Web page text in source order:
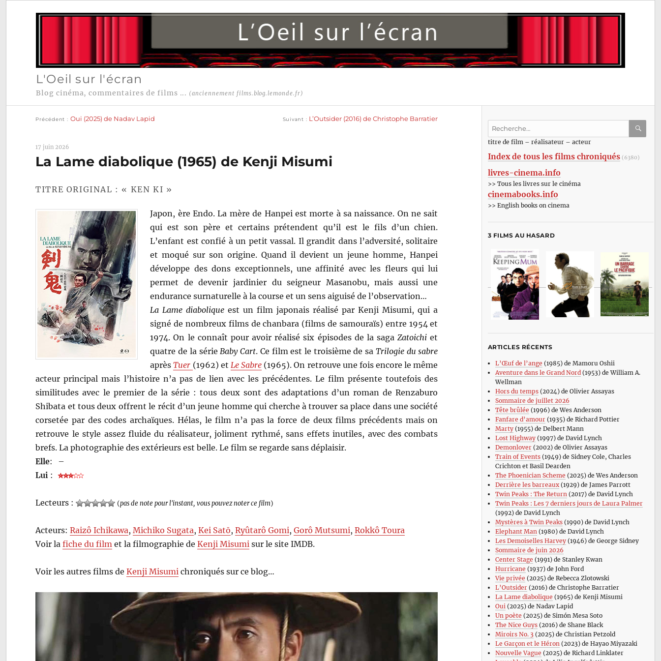
L'Oeil sur l'écran
Blog cinéma, commentaires de films ... (anciennement films.blog.lemonde.fr)
Navigation
l’article
Précédent Oui (2025) de Nadav Lapid Suivant L’Outsider (2016) de Christophe Barratier
17 juin 2026
La Lame diabolique (1965) de Kenji Misumi
TITRE ORIGINAL : « KEN KI »
Japon, ère Endo. La mère de Hanpei est morte à sa naissance. On ne sait
qui est son père et certains prétendent qu’il est le fils d’un chien.
L’enfant est confié à un petit vassal. Il grandit dans l’adversité, solitaire
et moqué sur son origine. Quand il devient un jeune homme, Hanpei
développe des dons exceptionnels, une affinité avec les fleurs qui lui
permet de devenir jardinier du seigneur Masanobu, mais aussi une
endurance surnaturelle à la course et un sens aiguisé de l’observation…
La Lame diabolique est un film japonais réalisé par Kenji Misumi, qui a
signé de nombreux films de chanbara (films de samouraïs) entre 1954 et
1974. On le connaît pour avoir réalisé six épisodes de la sagaZatoichiet
quatre de la série Baby Cart. Ce film est le troisième de sa Trilogie du sabre
aprèsTuer (1962) et Le Sabre (1965). On retrouve une fois encore le même
acteur principal mais l’histoire n’a pas de lien avec les précédentes. Le film présente toutefois des
similitudes avec le premier de la série : tous deux sont des adaptations d’un roman de Renzaburo
Shibata et tous deux offrent le récit d’un jeune homme qui cherche à trouver sa place dans une société
corsetée par des codes archaïques. Hélas, le film n’a pas la force de deux films précédents mais on
retrouve le style assez fluide du réalisateur, joliment rythmé, sans effets inutiles, avec des combats
brefs. La photographie des extérieurs est belle. Le film se regarde sans déplaisir.
Elle:
–
Lui :
Lecteurs : (pas de note pour l'instant, vous pouvez noter ce film)
Acteurs:Raizô Ichikawa,Michiko Sugata,Kei Satō,Ryûtarô Gomi,Gorô Mutsumi,Rokkô Toura
Voir lafiche du film et la filmographie deKenji Misumi sur le site IMDB.
Voir les autres films deKenji Misumi chroniqués sur ce blog…
Recherche
:titre de film – réalisateur – acteur
Index de tous les films chroniqués (6380)
livres-cinema.info
>> Tous les livres sur le cinéma
cinemabooks.info
>> English books on cinema
3 FILMS AU HASARD
ARTICLES RÉCENTS
L’Œuf de l’ange (1985) de Mamoru Oshii
Aventure dans le Grand Nord(1953) de William A.
Wellman
Hors du temps(2024) de Olivier Assayas
Sommaire de juillet 2026
Tête brûlée (1996) de Wes Anderson
Fanfare d’amour(1935) de Richard Pottier
Marty(1955) de Delbert Mann
Lost Highway(1997) de David Lynch
Demonlover(2002) de Olivier Assayas
Train of Events(1949) de Sidney Cole, Charles
Crichton et Basil Dearden
The Phoenician Scheme (2025) de Wes Anderson
Derrière les barreaux(1929) de James Parrott
Twin Peaks : The Return (2017) de David Lynch
Twin Peaks : Les 7 derniers jours de Laura Palmer
(1992) de David Lynch
Mystères à Twin Peaks(1990) de David Lynch
Elephant Man (1980) de David Lynch
Les Demoiselles Harvey(1946) de George Sidney
Sommaire de juin 2026
Center Stage (1991) de Stanley Kwan
Hurricane (1937) de John Ford
Vie privée (2025) de Rebecca Zlotowski
L’Outsider(2016) de Christophe Barratier
La Lame diabolique (1965) de Kenji Misumi
Oui (2025) de Nadav Lapid
Un poète (2025) de Simón Mesa Soto
The Nice Guys(2016) de Shane Black
Miroirs No. 3 (2025) de Christian Petzold
Le Garçon et le Héron (2023) de Hayao Miyazaki
Nouvelle Vague (2025) de Richard Linklater